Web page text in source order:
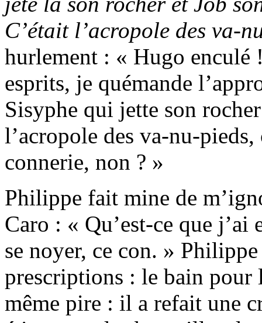
C’était l’acropole des va-
hurlement : « Hugo enculé
esprits, je quémande
Sisyphe qui jette son
l’acropole des va-nu-
connerie, non ? »
Philippe fait mine de
Caro : « Qu’est-ce que
se noyer, ce con. »
prescriptions : le bain pour
même pire : il a refait une